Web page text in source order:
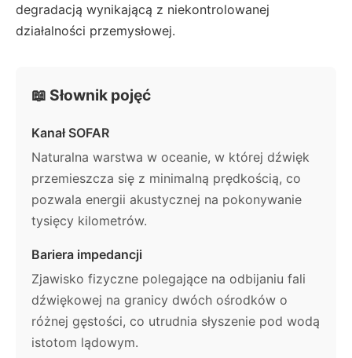
degradacją wynikającą z niekontrolowanej
działalności przemysłowej.
📖 Słownik pojęć
Kanał SOFAR
Naturalna warstwa w oceanie, w której dźwięk
przemieszcza się z minimalną prędkością, co
pozwala energii akustycznej na pokonywanie
tysięcy kilometrów.
Bariera impedancji
Zjawisko fizyczne polegające na odbijaniu fali
dźwiękowej na granicy dwóch ośrodków o
różnej gęstości, co utrudnia słyszenie pod wodą
istotom lądowym.